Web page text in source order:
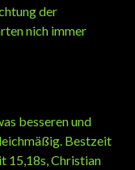
der
nich immer
besseren und
Bestzeit
15,18s, Christian